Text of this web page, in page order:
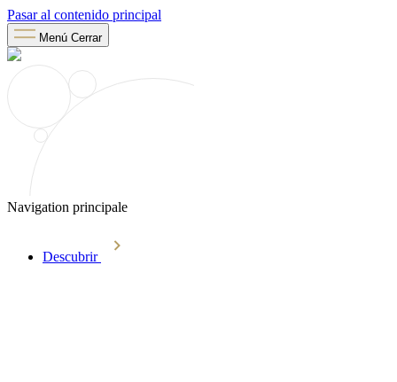
Pasar al contenido principal
Menú Cerrar
Navigation principale
Descubrir